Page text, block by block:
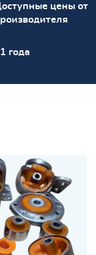
цены от
года